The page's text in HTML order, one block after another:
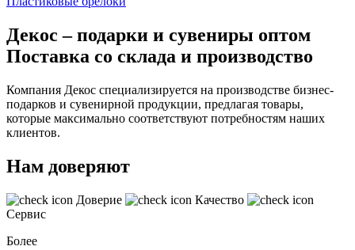
Декос – подарки и сувениры оптом
Поставка со склада и производство
Компания Декос специализируется на производстве бизнес-
подарков и сувенирной продукции, предлагая товары,
которые максимально соответствуют потребностям наших
клиентов.
Нам доверяют
Доверие
Качество
Сервис
Более